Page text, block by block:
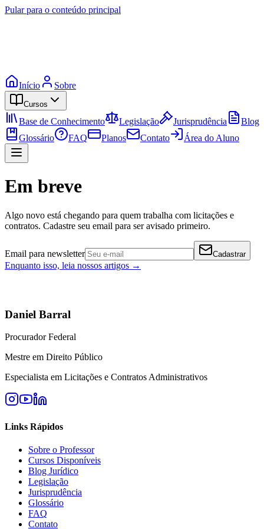
Pular para o conteúdo principal
Início Sobre
Cursos
Base de Conhecimento Legislação Jurisprudência
Blog
Glossário
FAQ Planos Contato Área do Aluno
Em breve
Algo novo está chegando para quem trabalha com licitações e
contratos. Cadastre seu email para ser avisado primeiro.
Email para newsletter Cadastrar
Enquanto isso, leia nossos artigos →
Daniel Barral
Procurador Federal
Mestre em Direito Público
Especialista em Licitações e Contratos Administrativos
Links Rápidos
Sobre o Professor
Cursos Disponíveis
Blog Jurídico
Legislação
Jurisprudência
Glossário
FAQ
Contato